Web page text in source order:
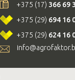
+375 (17) 366 69
+375 (29) 694 16
+375 (29) 624 16